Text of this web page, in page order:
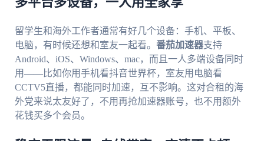
留学生和海外工作者通常有好几个设备：手机、平板、
电脑，有时候还想和室友一起看。 番茄加速器支持
Android、iOS、Windows、mac，而且一人多端设备同时
用——比如你用手机看抖音世界杯，室友用电脑看
CCTV5直播，都能同时加速，互不影响。这对合租的海
外党来说太友好了，不用再抢加速器账号，也不用额外
花钱买多个会员。